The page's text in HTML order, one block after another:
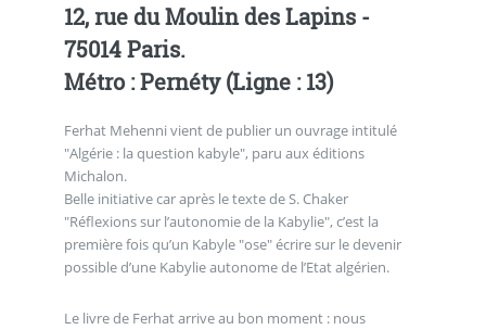
12, rue du Moulin des Lapins -
75014 Paris.
Métro : Pernéty (Ligne : 13)
Ferhat Mehenni vient de publier un ouvrage intitulé
"Algérie : la question kabyle", paru aux éditions
Michalon.
Belle initiative car après le texte de S. Chaker
"Réflexions sur l’autonomie de la Kabylie", c’est la
première fois qu’un Kabyle "ose" écrire sur le devenir
possible d’une Kabylie autonome de l’Etat algérien.
Le livre de Ferhat arrive au bon moment : nous